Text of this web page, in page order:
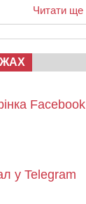
Читати ще
Facebook
у Telegram